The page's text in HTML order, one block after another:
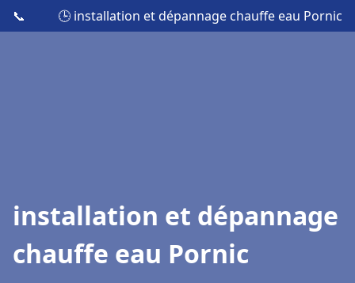
📞 🕒 installation et dépannage chauffe eau Pornic
installation et dépannage
chauffe eau Pornic